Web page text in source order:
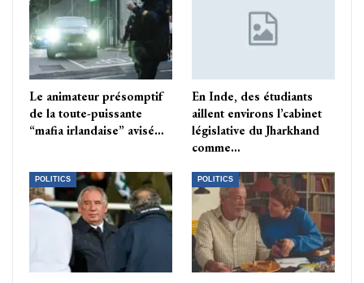
Le animateur présomptif
de la toute-puissante
“mafia irlandaise” avisé…
En Inde, des étudiants
aillent environs l’cabinet
législative du Jharkhand
comme…
POLITICS POLITICS